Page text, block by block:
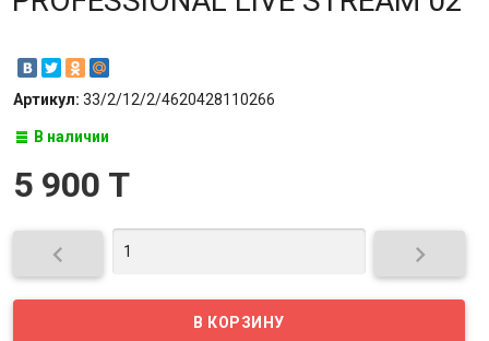
Артикул: 33/2/12/2/4620428110266
В наличии
5 900 T
 